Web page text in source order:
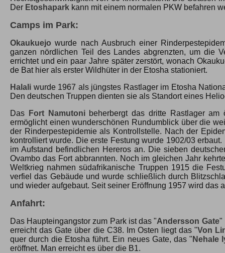
Der Etoshapark kann mit einem normalen PKW befahren
Camps im Park:
Okaukuejo wurde nach Ausbruch einer
ganzen nördlichen Teil des Landes abgrenzten, um die
errichtet und ein paar Jahre später zerstört, wonach
de Bat hier als erster Wildhüter in der Etosha stationiert.
Halali wurde 1967 als jüngstes Rastlager im Etosha
Den deutschen Truppen dienten sie als Standort eines
Das
Fort Namutonibeherbergt das dritte Rastlager am
ermöglicht einen wunderschönen Rundumblick über die
der Rinderpestepidemie als Kontrollstelle. Nach der
kontrolliert wurde. Die erste Festung wurde 1902/03
im Aufstand befindlichen Hereros an. Die sieben
Ovambo das Fort abbrannten. Noch im gleichen Jahr
Weltkrieg nahmen südafrikanische Truppen 1915 die
verfiel das Gebäude und wurde schließlich durch
und wieder aufgebaut. Seit seiner Eröffnung 1957 wird das
Anfahrt:
Das Haupteingangstor zum Park ist das "Andersson Gate"
erreicht das Gate über die C38. Im Osten liegt das "Von
quer durch die Etosha führt. Ein neues Gate, das " Nehale
eröffnet. Man erreicht es über die B1.